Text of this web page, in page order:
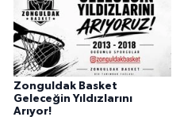
Zonguldak Basket
Geleceğin Yıldızlarını
Arıyor!